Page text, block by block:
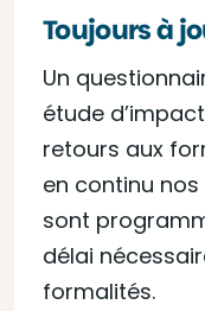
Toujours à
Un
étude
retours aux
en continu
sont
délai
formalités.